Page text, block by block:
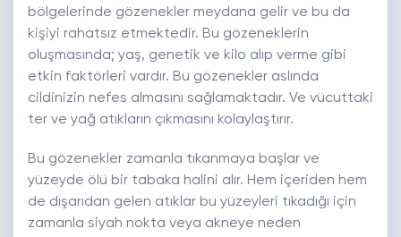
bölgelerinde gözenekler meydana gelir ve bu da
kişiyi rahatsız etmektedir. Bu gözeneklerin
oluşmasında; yaş, genetik ve kilo alıp verme gibi
etkin faktörleri vardır. Bu gözenekler aslında
cildinizin nefes almasını sağlamaktadır. Ve vücuttaki
ter ve yağ atıkların çıkmasını kolaylaştırır.
Bu gözenekler zamanla tıkanmaya başlar ve
yüzeyde ölü bir tabaka halini alır. Hem içeriden hem
de dışarıdan gelen atıklar bu yüzeyleri tıkadığı için
zamanla siyah nokta veya akneye neden